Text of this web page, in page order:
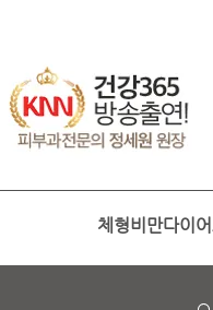
체형비만다이